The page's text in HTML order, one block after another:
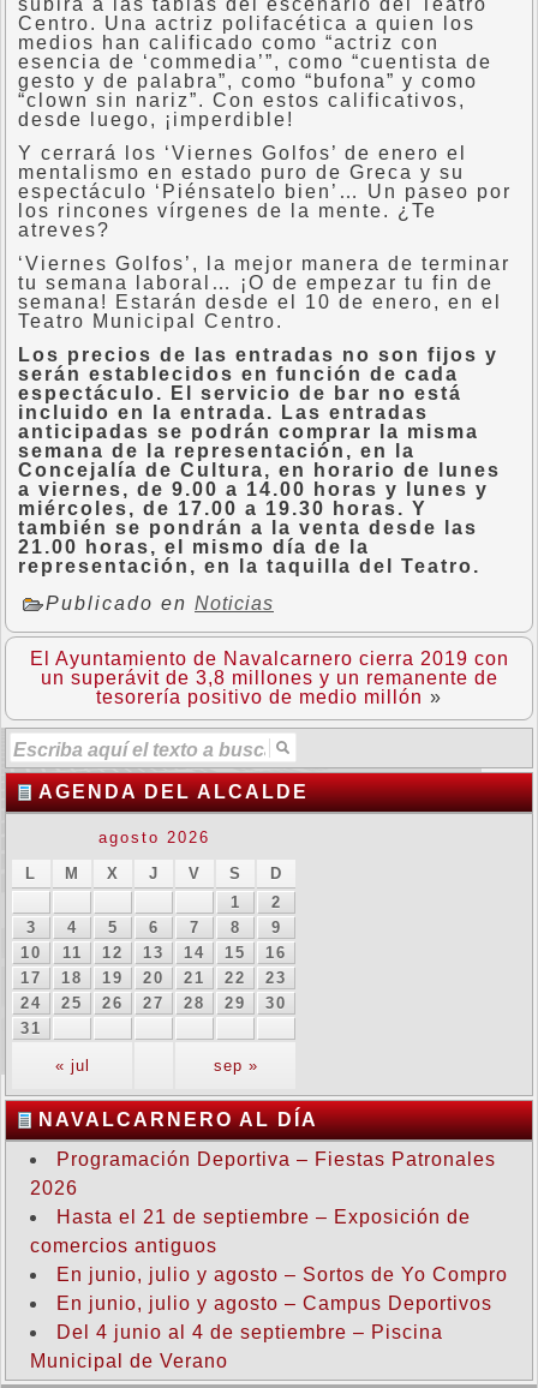
subirá a las tablas del escenario del Teatro
Centro. Una actriz polifacética a quien los
medios han calificado como “actriz con
esencia de ‘commedia’”, como “cuentista de
gesto y de palabra”, como “bufona” y como
“clown sin nariz”. Con estos calificativos,
desde luego, ¡imperdible!
Y cerrará los ‘Viernes Golfos’ de enero el
mentalismo en estado puro de Greca y su
espectáculo ‘Piénsatelo bien’… Un paseo por
los rincones vírgenes de la mente. ¿Te
atreves?
‘Viernes Golfos’, la mejor manera de terminar
tu semana laboral… ¡O de empezar tu fin de
semana! Estarán desde el 10 de enero, en el
Teatro Municipal Centro.
Los precios de las entradas no son fijos y
serán establecidos en función de cada
espectáculo. El servicio de bar no está
incluido en la entrada. Las entradas
anticipadas se podrán comprar la misma
semana de la representación, en la
Concejalía de Cultura, en horario de lunes
a viernes, de 9.00 a 14.00 horas y lunes y
miércoles, de 17.00 a 19.30 horas. Y
también se pondrán a la venta desde las
21.00 horas, el mismo día de la
representación, en la taquilla del Teatro.
Publicado en Noticias
El Ayuntamiento de Navalcarnero cierra 2019 con
un superávit de 3,8 millones y un remanente de
tesorería positivo de medio millón »
AGENDA DEL ALCALDE
agosto 2026
L
M X J V S D
« jul sep »
1
2
3
4 5 6 7 8
9
10
11 12 13 14 15
16
17
18 19 20 21 22
23
24
25 26 27 28 29
30
31
NAVALCARNERO AL DÍA
Programación Deportiva – Fiestas Patronales
2026
Hasta el 21 de septiembre – Exposición de
comercios antiguos
En junio, julio y agosto – Sortos de Yo Compro
En junio, julio y agosto – Campus Deportivos
Del 4 junio al 4 de septiembre – Piscina
Municipal de Verano